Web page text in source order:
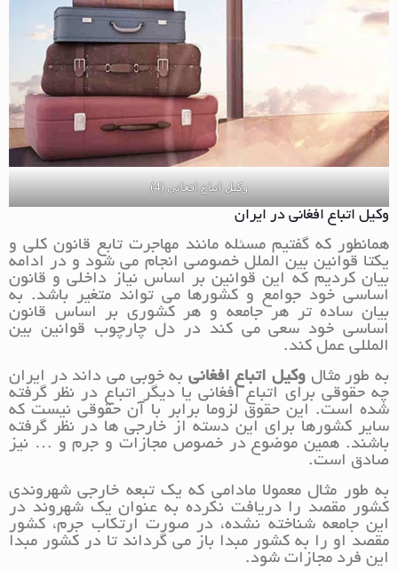
وکیل اتباع افغانی (4)
وکیل اتباع افغانی در ایران
همانطور که گفتیم مسئله مانند مهاجرت تابع قانون کلی و
یکتا قوانین بین الملل خصوصی انجام می شود و در ادامه
بیان کردیم که این قوانین بر اساس نیاز داخلی و قانون
اساسی خود جوامع و کشورها می تواند متغیر باشد. به
بیان ساده تر هر جامعه و هر کشوری بر اساس قانون
اساسی خود سعی می کند در دل چارچوب قوانین بین
المللی عمل کند.
به طور مثال وکیل اتباع افغانی به خوبی می داند در ایران
چه حقوقی برای اتباع افغانی یا دیگر اتباع در نظر گرفته
شده است. این حقوق لزوما برابر با آن حقوقی نیست که
سایر کشورها برای این دسته از خارجی ها در نظر گرفته
باشند. همین موضوع در خصوص مجازات و جرم و … نیز
صادق است.
به طور مثال معمولا مادامی که یک تبعه خارجی شهروندی
کشور مقصد را دریافت نکرده به عنوان یک شهروند در
این جامعه شناخته نشده، در صورت ارتکاب جرم، کشور
مقصد او را به کشور مبدا باز می گرداند تا در کشور مبدا
این فرد مجازات شود.